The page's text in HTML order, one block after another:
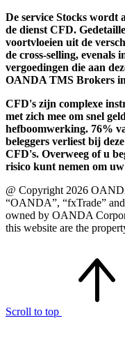
De service Stocks wordt
de dienst CFD.
voortvloeien uit de
de cross-selling, evenals
vergoedingen die aan
OANDA TMS Brokers
CFD's zijn complexe
met zich mee om snel
hefboomwerking. 76%
beleggers verliest bij
CFD's. Overweeg of u
risico kunt nemen om
@ Copyright 2026
“OANDA”, “fxTrade”
owned by OANDA
this website are the
Scroll to top